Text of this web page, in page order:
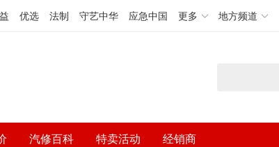
优选 法制 守艺中华 应急中国 更多 地方频道
汽修百科 特卖活动 经销商